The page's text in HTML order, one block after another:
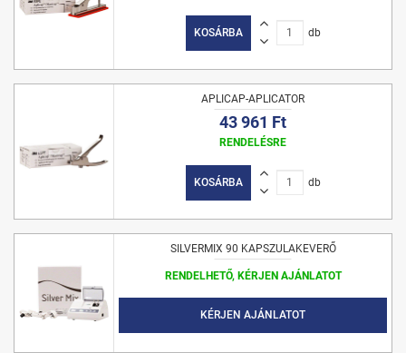
KOSÁRBA db
APLICAP-APLICATOR
43 961 Ft
RENDELÉSRE
KOSÁRBA db
SILVERMIX 90 KAPSZULAKEVERŐ
RENDELHETŐ, KÉRJEN AJÁNLATOT
KÉRJEN AJÁNLATOT